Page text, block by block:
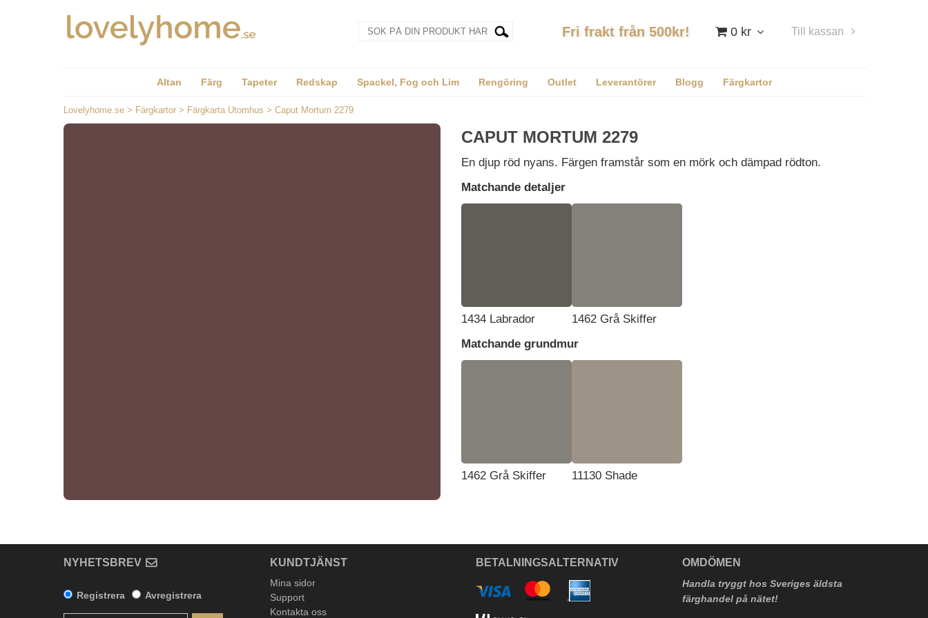
0 kr Till kassan
Fri frakt från 500kr!
Altan Färg Tapeter Redskap Spackel, Fog och Lim Rengöring Outlet Leverantörer Blogg Färgkartor
Lovelyhome.se > Färgkartor > Färgkarta Utomhus > Caput Mortum 2279
CAPUT MORTUM 2279
En djup röd nyans. Färgen framstår som en mörk och dämpad rödton.
Matchande detaljer
1434 Labrador
1462 Grå Skiffer
Matchande grundmur
1462 Grå Skiffer 11130 Shade
NYHETSBREV
Registrera Avregistrera
KUNDTJÄNST
Mina sidor
Support
Kontakta oss
BETALNINGSALTERNATIV OMDÖMEN
Handla tryggt hos Sveriges äldsta
färghandel på nätet!